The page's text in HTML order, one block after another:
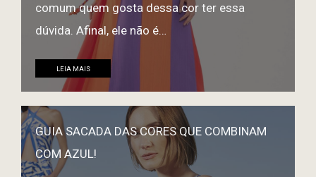
comum quem gosta dessa cor ter essa
dúvida. Afinal, ele não é…
LEIA MAIS
GUIA SACADA DAS CORES QUE COMBINAM
COM AZUL!